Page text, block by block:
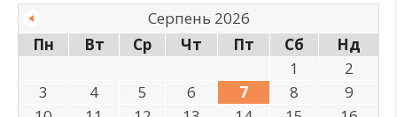
Серпень 2026
Пн
Вт Ср Чт Пт Сб
Нд
1
2
3
4 5 6 7 8
9